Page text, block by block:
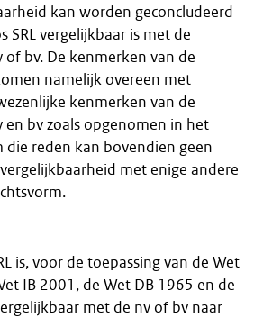
kan worden geconcludeerd
SRL vergelijkbaar is met de
of bv. De kenmerken van de
namelijk overeen met
kenmerken van de
en bv zoals opgenomen in het
die reden kan bovendien geen
met enige andere
is, voor de toepassing van de Wet
IB 2001, de Wet DB 1965 en de
met de nv of bv naar